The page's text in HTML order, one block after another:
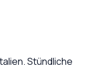
. Stündliche